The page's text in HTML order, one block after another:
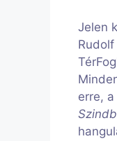
Jelen
erre, a